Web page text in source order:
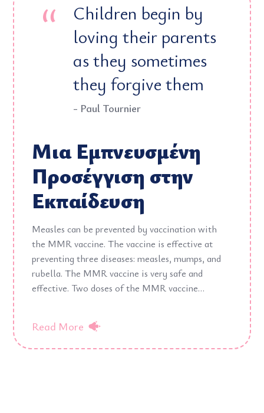
Children begin by
loving their parents
as they sometimes
they forgive them
- Paul Tournier
Μια Εμπνευσμένη
Προσέγγιση στην
Εκπαίδευση
Measles can be prevented by vaccination with
the MMR vaccine. The vaccine is effective at
preventing three diseases: measles, mumps, and
rubella. The MMR vaccine is very safe and
effective. Two doses of the MMR vaccine…
Read More